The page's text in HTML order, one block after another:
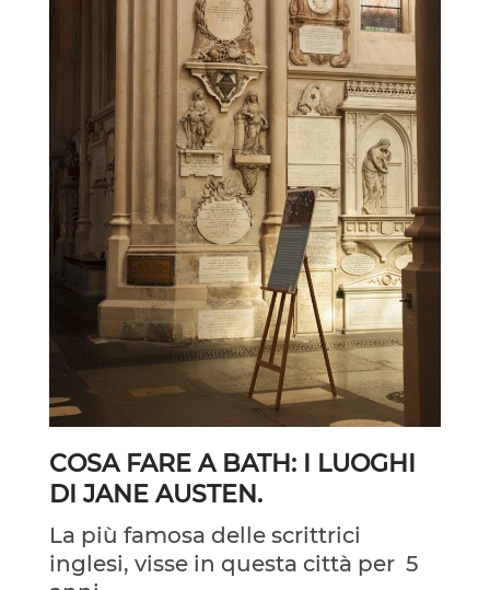
COSA FARE A BATH: I LUOGHI
DI JANE AUSTEN.
La più famosa delle scrittrici
inglesi, visse in questa città per 5